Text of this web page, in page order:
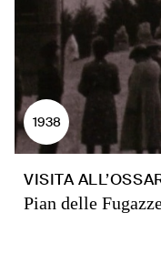
1938
VISITA
Pian delle